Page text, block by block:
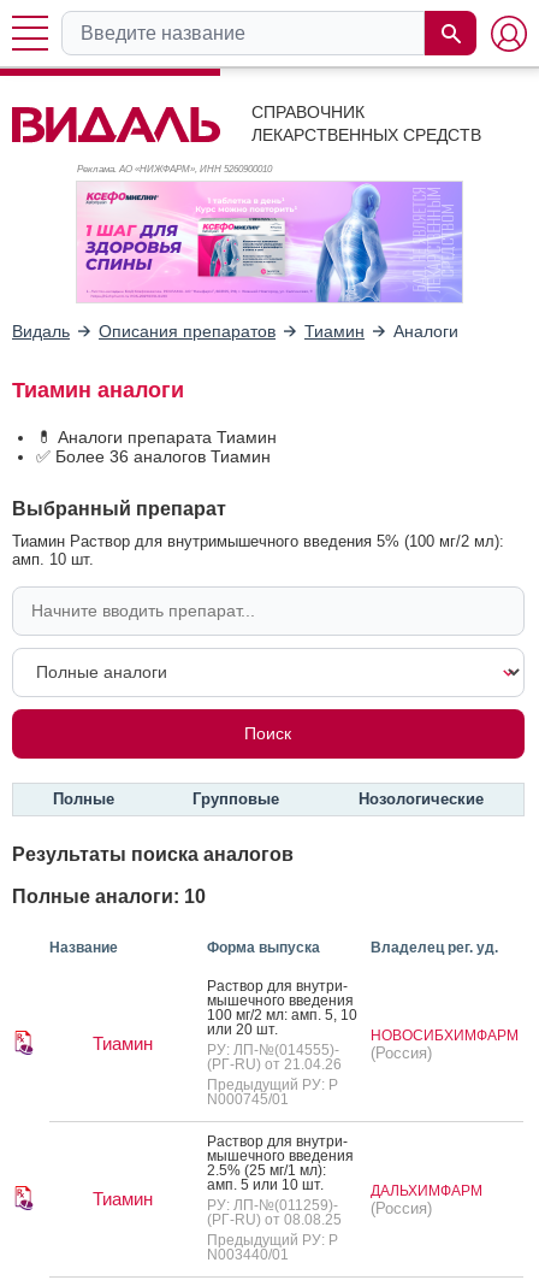
СПРАВОЧНИК
ЛЕКАРСТВЕННЫХ СРЕДСТВ
Реклама. АО «НИЖФАРМ», ИНН 5260900010
Видаль Описания препаратов Тиамин Аналоги
Тиамин аналоги
💊 Аналоги препарата Тиамин
✅ Более 36 аналогов Тиамин
Выбранный препарат
Тиамин Раствор для внутримышечного введения 5% (100 мг/2 мл):
амп. 10 шт.
Полные Групповые Нозологические
Результаты поиска аналогов
Полные аналоги: 10
Название Форма выпуска Владелец рег. уд.
Тиамин
Рас­твор для внут­ри­
мышеч­но­го вве­дения
100 мг/2 мл: амп. 5, 10
или 20 шт.
РУ: ЛП-№(014555)-
(РГ-RU) от 21.04.26
Предыдущий РУ: Р
N000745/01
НОВОСИБХИМФАРМ
(Россия)
Тиамин
Рас­твор для внут­ри­
мышеч­но­го вве­дения
2.5% (25 мг/1 мл):
амп. 5 или 10 шт.
РУ: ЛП-№(011259)-
(РГ-RU) от 08.08.25
Предыдущий РУ: Р
N003440/01
ДАЛЬХИМФАРМ
(Россия)